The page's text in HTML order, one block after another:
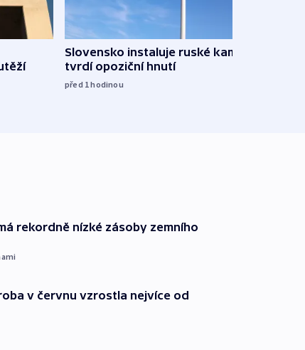
Slovensko instaluje ruské kamery,
tvrdí opoziční hnutí
před 1hodinou
rekordně nízké zásoby zemního
v červnu vzrostla nejvíce od